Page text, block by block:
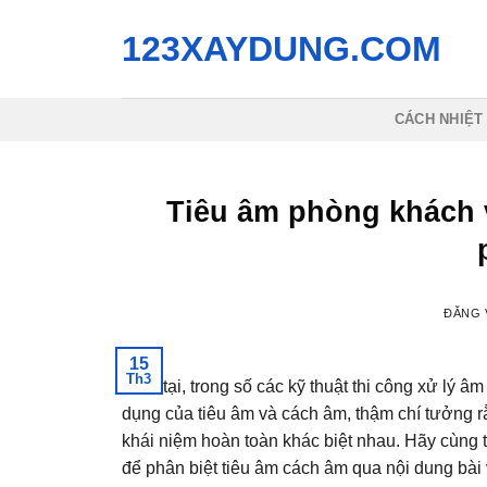
123XAYDUNG.COM
CÁCH NHIỆT
Tiêu âm phòng
ĐĂNG
15
Th3
Hiện tại, trong số các kỹ thuật thi công xử lý
dụng của tiêu âm và cách âm, thậm chí tưởng
khái niệm hoàn toàn khác biệt nhau. Hãy
để phân biệt tiêu âm cách âm qua nội dung